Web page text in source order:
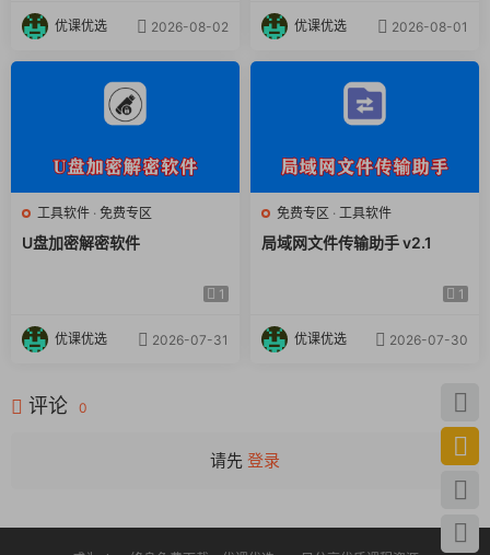
优课优选 2026-08-02 优课优选 2026-08-01
工具软件 · 免费专区
U盘加密解密软件
1
优课优选 2026-07-31
免费专区 · 工具软件
局域网文件传输助手 v2.1
1
优课优选 2026-07-30
评论 0
请先 登录